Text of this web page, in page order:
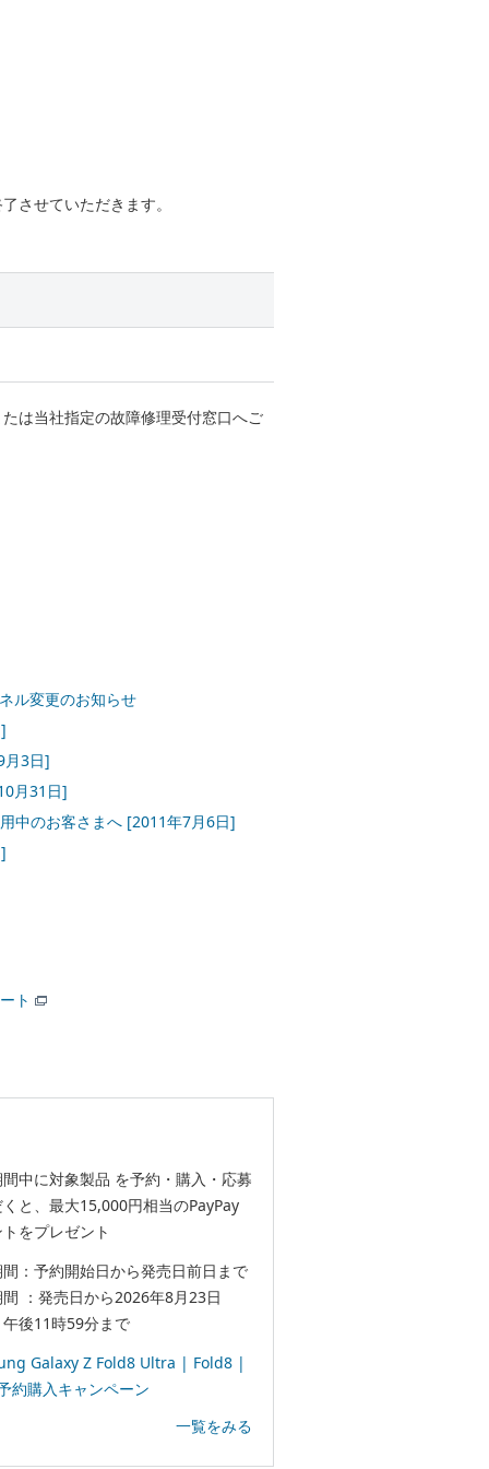
させていただきます。
は当社指定の故障修理受付窓口へご
ル変更のお知らせ
3日]
月31日]
中のお客さまへ [2011年7月6日]
ト
中に対象製品 を予約・購入・応募
と、最大15,000円相当のPayPay
をプレゼント
：予約開始日から発売日前日まで
：発売日から2026年8月23日
後11時59分まで
Galaxy Z Fold8 Ultra | Fold8 |
約購入キャンペーン
一覧をみる